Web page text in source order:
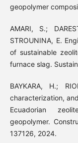
geopolymer
AMARI, S.;
STROUNINA, E.
of sustainable
furnace slag.
BAYKARA, H.;
characterization,
Ecuadorian
geopolymer.
137126, 2024.